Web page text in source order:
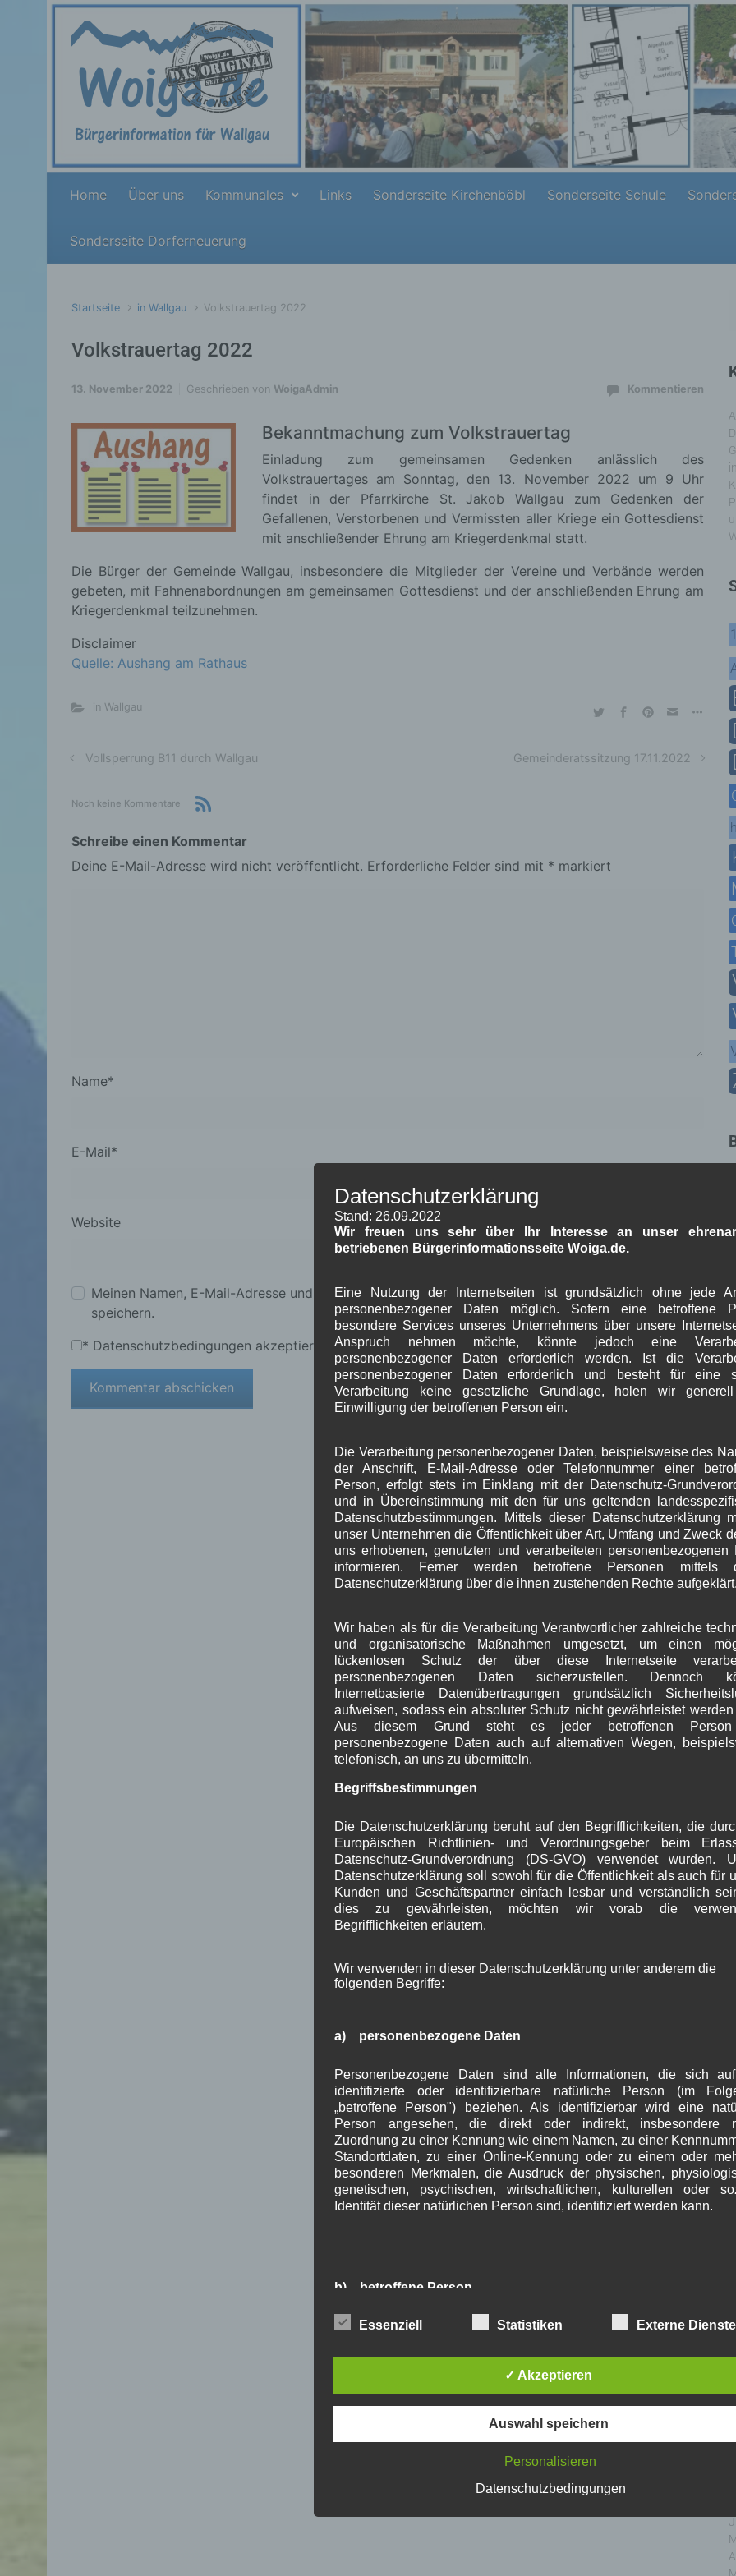
Zum Hauptinhalt springen
Home Über uns Kommunales Links Sonderseite Kirchenböbl Sonderseite Schule
Sonderseite Dorferneuerung
Startseite in Wallgau Volkstrauertag 2022
Volkstrauertag 2022
13. November 2022 Geschrieben von WoigaAdmin Kommentieren
Bekanntmachung zum Volkstrauertag
Einladung zum gemeinsamen Gedenken anlässlich des
Volkstrauertages am Sonntag, den 13. November 2022 um 9 Uhr
findet in der Pfarrkirche St. Jakob Wallgau zum Gedenken der
Gefallenen, Verstorbenen und Vermissten aller Kriege ein Gottesdienst
mit anschließender Ehrung am Kriegerdenkmal statt.
Die Bürger der Gemeinde Wallgau, insbesondere die Mitglieder der Vereine und Verbände werden
gebeten, mit Fahnenabordnungen am gemeinsamen Gottesdienst und der anschließenden Ehrung am
Kriegerdenkmal teilzunehmen.
Disclaimer
Quelle: Aushang am Rathaus
in Wallgau
Vollsperrung B11 durch Wallgau Gemeinderatssitzung 17.11.2022
Noch keine Kommentare
Schreibe einen Kommentar
Deine E-Mail-Adresse wird nicht veröffentlicht. Erforderliche Felder sind mit * markiert
Name*
E-Mail*
Website
Meinen Namen, E-Mail-Adresse und Website in diesem Browser für meinen nächsten Kommentar
speichern.
* Datenschutzbedingungen akzeptieren
Datenschutzerklärung
Stand: 26.09.2022
Wir freuen uns sehr über Ihr Interesse an unser
betriebenen Bürgerinformationsseite Woiga.de.
Eine Nutzung der Internetseiten ist grundsätzlich ohne jede
personenbezogener Daten möglich. Sofern eine betroffene
besondere Services unseres Unternehmens über unsere
Anspruch nehmen möchte, könnte jedoch eine
personenbezogener Daten erforderlich werden. Ist die
personenbezogener Daten erforderlich und besteht für eine
Verarbeitung keine gesetzliche Grundlage, holen wir
Einwilligung der betroffenen Person ein.
Die Verarbeitung personenbezogener Daten, beispielsweise des
der Anschrift, E-Mail-Adresse oder Telefonnummer einer
Person, erfolgt stets im Einklang mit der Datenschutz-
und in Übereinstimmung mit den für uns geltenden
Datenschutzbestimmungen. Mittels dieser Datenschutzerklärung
unser Unternehmen die Öffentlichkeit über Art, Umfang und Zweck
uns erhobenen, genutzten und verarbeiteten personenbezogenen
informieren. Ferner werden betroffene Personen mittels
Datenschutzerklärung über die ihnen zustehenden Rechte aufgeklärt.
Wir haben als für die Verarbeitung Verantwortlicher zahlreiche
und organisatorische Maßnahmen umgesetzt, um einen
lückenlosen Schutz der über diese Internetseite
personenbezogenen Daten sicherzustellen. Dennoch
Internetbasierte Datenübertragungen grundsätzlich
aufweisen, sodass ein absoluter Schutz nicht gewährleistet werden
Aus diesem Grund steht es jeder betroffenen
personenbezogene Daten auch auf alternativen Wegen,
telefonisch, an uns zu übermitteln.
Begriffsbestimmungen
Die Datenschutzerklärung beruht auf den Begrifflichkeiten, die
Europäischen Richtlinien- und Verordnungsgeber beim
Datenschutz-Grundverordnung (DS-GVO) verwendet wurden.
Datenschutzerklärung soll sowohl für die Öffentlichkeit als auch für
Kunden und Geschäftspartner einfach lesbar und verständlich
dies zu gewährleisten, möchten wir vorab die
Begrifflichkeiten erläutern.
Wir verwenden in dieser Datenschutzerklärung unter anderem die
folgenden Begriffe:
a) personenbezogene Daten
Personenbezogene Daten sind alle Informationen, die sich
identifizierte oder identifizierbare natürliche Person (im
„betroffene Person") beziehen. Als identifizierbar wird eine
Person angesehen, die direkt oder indirekt, insbesondere
Zuordnung zu einer Kennung wie einem Namen, zu einer
Standortdaten, zu einer Online-Kennung oder zu einem oder
besonderen Merkmalen, die Ausdruck der physischen,
genetischen, psychischen, wirtschaftlichen, kulturellen oder
Identität dieser natürlichen Person sind, identifiziert werden kann.
b) betroffene Person
Betroffene Person ist jede identifizierte oder identifizierbare natürliche
Verantwortlichen verarbeitet werden.
c) Verarbeitung
Verarbeitung ist jeder mit oder ohne Hilfe automatisierter
ausgeführte Vorgang oder jede solche Vorgangsreihe im
Organisation, das Ordnen, die Speicherung, die Anpassung
Offenlegung durch Übermittlung, Verbreitung oder eine andere
Bereitstellung, den Abgleich oder die Verknüpfung, die
Essenziell Statistiken Externe Dienste
✓ Akzeptieren
Auswahl speichern
Personalisieren
Datenschutzbedingungen